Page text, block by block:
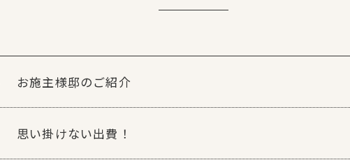
お施主様邸のご紹介
思い掛けない出費！